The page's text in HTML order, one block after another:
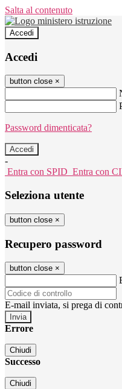
Salta al contenuto
Accedi
Accedi
button close ×
Password dimenticata?
-
Entra con SPID Entra con
Seleziona utente
button close ×
Recupero password
button close ×
E-mail inviata, si prega di
Errore
Chiudi
Successo
Chiudi